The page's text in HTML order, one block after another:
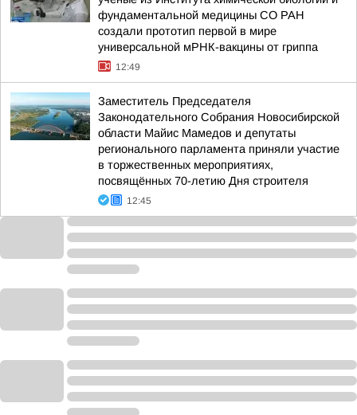
фундаментальной медицины СО РАН
создали прототип первой в мире
универсальной мРНК-вакцины от гриппа
12:49
Заместитель Председателя
Законодательного Собрания Новосибирской
области Майис Мамедов и депутаты
регионального парламента приняли участие
в торжественных мероприятиях,
посвящённых 70-летию Дня строителя
12:45